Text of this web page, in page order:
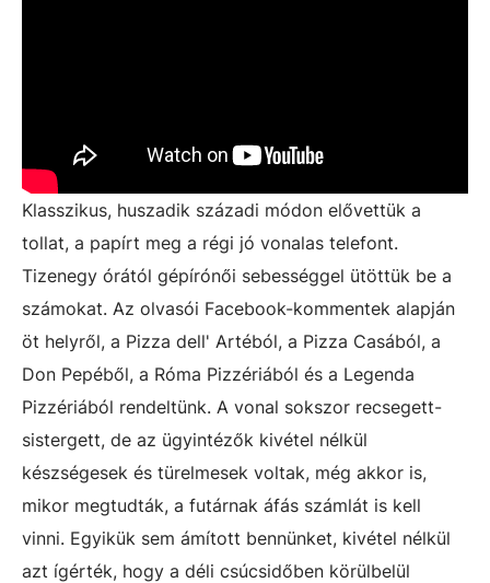
Klasszikus, huszadik századi módon elővettük a
tollat, a papírt meg a régi jó vonalas telefont.
Tizenegy órától gépírónői sebességgel ütöttük be a
számokat. Az olvasói Facebook-kommentek alapján
öt helyről, a Pizza dell' Artéból, a Pizza Casából, a
Don Pepéből, a Róma Pizzériából és a Legenda
Pizzériából rendeltünk. A vonal sokszor recsegett-
sistergett, de az ügyintézők kivétel nélkül
készségesek és türelmesek voltak, még akkor is,
mikor megtudták, a futárnak áfás számlát is kell
vinni. Egyikük sem ámított bennünket, kivétel nélkül
azt ígérték, hogy a déli csúcsidőben körülbelül